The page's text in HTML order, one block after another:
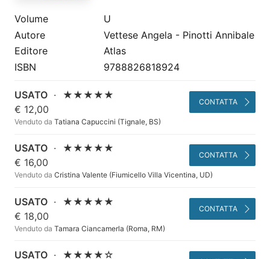
Volume
U
Autore
Vettese Angela - Pinotti Annibale
Editore
Atlas
ISBN
9788826818924
USATO ·
★★★★★
€ 12,00
Venduto da Tatiana Capuccini (Tignale, BS)
CONTATTA
USATO ·
★★★★★
€ 16,00
Venduto da Cristina Valente (Fiumicello Villa Vicentina, UD)
CONTATTA
USATO ·
★★★★★
€ 18,00
Venduto da Tamara Ciancamerla (Roma, RM)
CONTATTA
USATO ·
★★★★☆